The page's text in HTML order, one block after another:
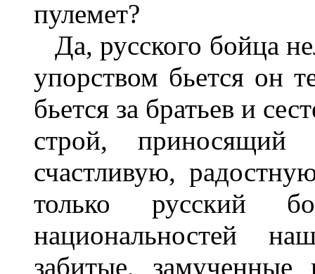
пулемет?
Да, русского бойца
упорством бьется он
бьется за братьев и
строй, приносящий
счастливую,
только
национальностей
забитые,